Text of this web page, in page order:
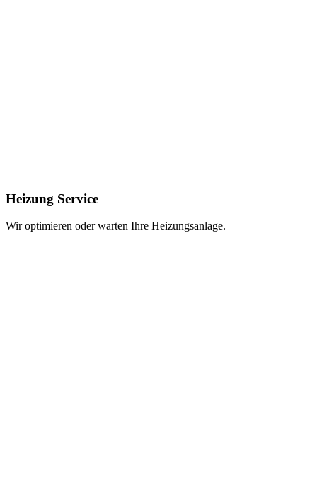
Heizung Service
Wir optimieren oder warten Ihre Heizungsanlage.